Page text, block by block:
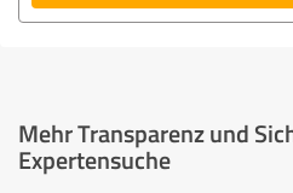
Mehr Transparenz und
Expertensuche